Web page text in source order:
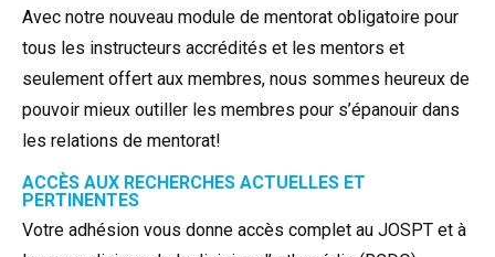
Avec notre nouveau module de mentorat obligatoire pour
tous les instructeurs accrédités et les mentors et
seulement offert aux membres, nous sommes heureux de
pouvoir mieux outiller les membres pour s’épanouir dans
les relations de mentorat!
ACCÈS AUX RECHERCHES ACTUELLES ET
PERTINENTES
Votre adhésion vous donne accès complet au JOSPT et à